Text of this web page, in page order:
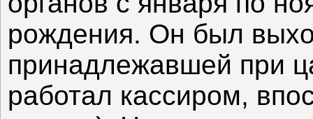
рождения. Он был
принадлежавшей при
работал кассиром,